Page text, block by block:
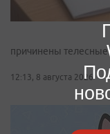
причинены
12:13, 8 августа 2026